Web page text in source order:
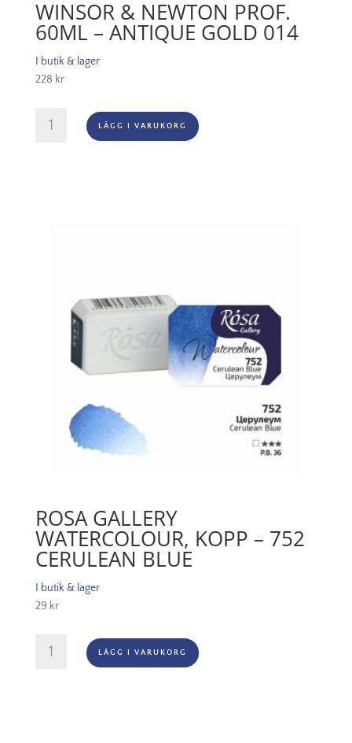
WINSOR & NEWTON PROF.
60ML – ANTIQUE GOLD 014
I butik & lager
228 kr
Winsor
LÄGG I VARUKORG
ROSA GALLERY
WATERCOLOUR, KOPP – 752
CERULEAN BLUE
I butik & lager
29 kr
Gallery
LÄGG I VARUKORG